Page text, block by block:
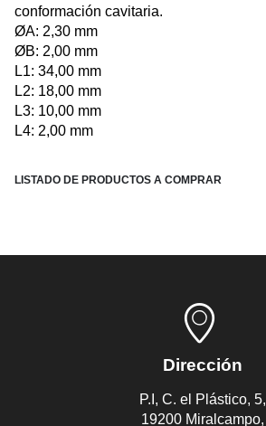
conformación cavitaria.
ØA: 2,30 mm
ØB: 2,00 mm
L1: 34,00 mm
L2: 18,00 mm
L3: 10,00 mm
L4: 2,00 mm
LISTADO DE PRODUCTOS A COMPRAR
Dirección
P.I, C. el Plástico, 5,
19200 Miralcampo,